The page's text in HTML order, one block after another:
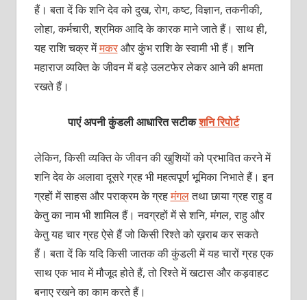
हैं। बता दें कि शनि देव को दुख, रोग, कष्ट, विज्ञान, तकनीकी,
लोहा, कर्मचारी, श्रमिक आदि के कारक माने जाते हैं। साथ ही,
यह राशि चक्र मेंमकरऔर कुंभ राशि के स्वामी भी हैं। शनि
महाराज व्यक्ति के जीवन में बड़े उलटफेर लेकर आने की क्षमता
रखते हैं।
पाएं अपनी कुंडली आधारित सटीकशनि रिपोर्ट
लेकिन, किसी व्यक्ति के जीवन की खुशियों को प्रभावित करने में
शनि देव के अलावा दूसरे ग्रह भी महत्वपूर्ण भूमिका निभाते हैं। इन
ग्रहों में साहस और पराक्रम के ग्रहमंगलतथा छाया ग्रह राहु व
केतु का नाम भी शामिल हैं। नवग्रहों में से शनि, मंगल, राहु और
केतु यह चार ग्रह ऐसे हैं जो किसी रिश्ते को ख़राब कर सकते
हैं। बता दें कि यदि किसी जातक की कुंडली में यह चारों ग्रह एक
साथ एक भाव में मौजूद होते हैं, तो रिश्ते में खटास और कड़वाहट
बनाए रखने का काम करते हैं।